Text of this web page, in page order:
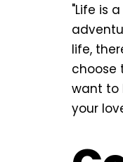
"Life is
life,
choose
want to
your